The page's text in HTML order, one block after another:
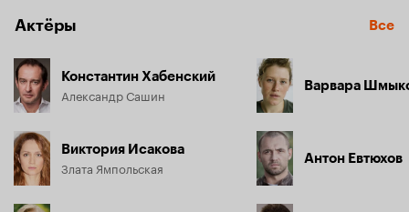
Актёры Все
Константин Хабенский
Александр Сашин
Виктория Исакова
Злата Ямпольская
Варвара
Антон Евтюхов